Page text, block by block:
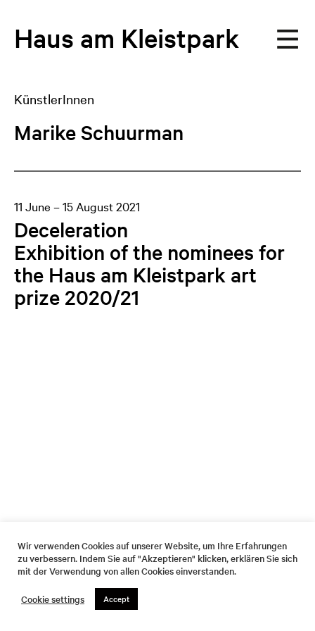
Haus am Kleistpark
KünstlerInnen
Marike Schuurman
11 June – 15 August 2021
Deceleration
Exhibition of the nominees for
the Haus am Kleistpark art
prize 2020/21
Wir verwenden Cookies auf unserer Website, um Ihre Erfahrungen
zu verbessern. Indem Sie auf "Akzeptieren" klicken, erklären Sie sich
mit der Verwendung von allen Cookies einverstanden.
Cookie settings Accept